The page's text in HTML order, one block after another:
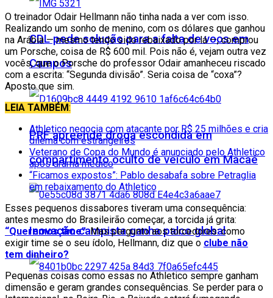
CDL pede solução para a falta de voos em
Campos
PRF apreende droga escondida em
compartimento oculto de veículo em Macaé
Inovação campista ganha palco global
O treinador Odair Hellmann não tinha nada a ver com isso.
Realizando um sonho de menino, com os dólares que ganhou
na Arábia — mesmo tendo sido rebaixado por lá —, comprou
um Porsche, coisa de R$ 600 mil. Pois não é, vejam outra vez
vocês, que o Porsche do professor Odair amanheceu riscado
com a escrita: “Segunda divisão”. Seria coisa de “coxa”?
Aposto que sim.
LEIA TAMBÉM:
Athletico negocia com atacante por R$ 25 milhões e cria
dilema com estrangeiros
Veterano de Copa do Mundo é anunciado pelo Athletico
após drama médico
“Ficamos expostos”: Pablo desabafa sobre Petraglia
em rebaixamento do Athletico
Esses pequenos dissabores tiveram uma consequência:
antes mesmo do Brasileirão começar, a torcida já grita:
“Queremos time”. Mas pergunto aos torcedores: como
exigir time se o seu ídolo, Hellmann, diz que o clube não
tem dinheiro?
Pequenas coisas como essas no Athletico sempre ganham
dimensão e geram grandes consequências. Se perder para o